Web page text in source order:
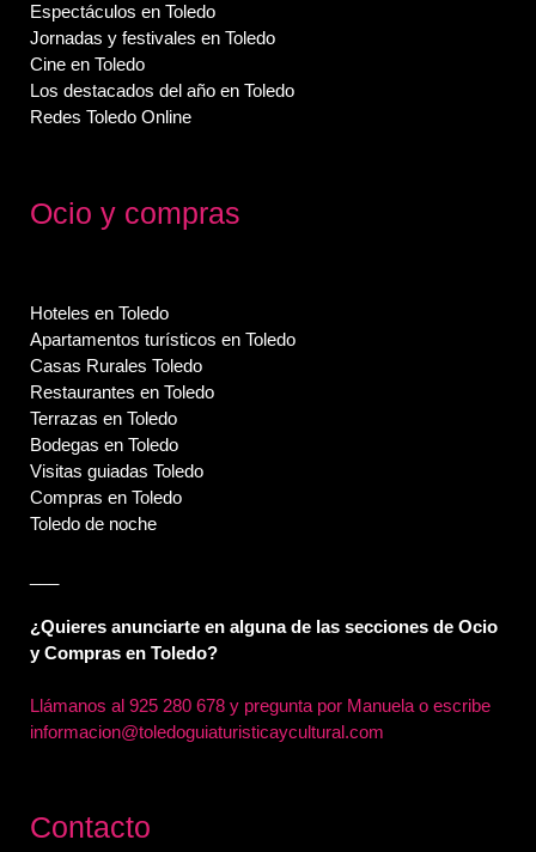
Espectáculos en Toledo
Jornadas y festivales en Toledo
Cine en Toledo
Los destacados del año en Toledo
Redes Toledo Online
Ocio y compras
Hoteles en Toledo
Apartamentos turísticos en Toledo
Casas Rurales Toledo
Restaurantes en Toledo
Terrazas en Toledo
Bodegas en Toledo
Visitas guiadas Toledo
Compras en Toledo
Toledo de noche
¿Quieres anunciarte en alguna de las secciones de Ocio
y Compras en Toledo?
Llámanos al925 280 678 y pregunta por Manuela o escribe
informacion@toledoguiaturisticaycultural.com
Contacto